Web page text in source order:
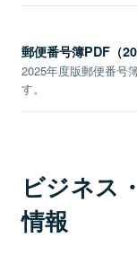
郵便番号簿PDF（
2025年度版郵便番号
す。
ビジネス
情報